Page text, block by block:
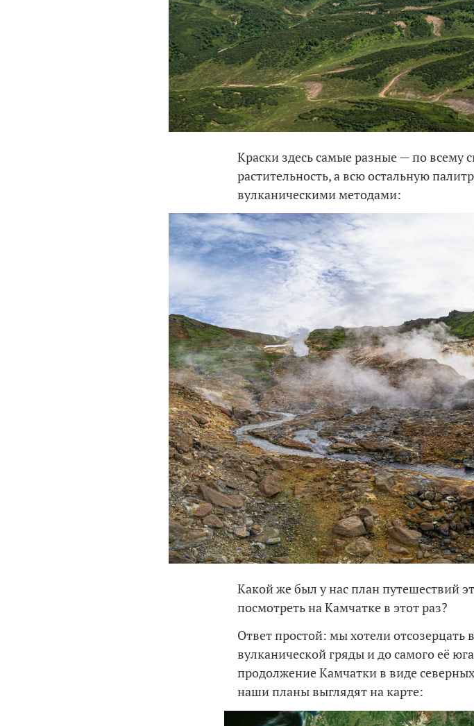
Краски здесь самые разные — по всему
растительность, а всю остальную
вулканическими методами:
Какой же был у нас план путешествий
посмотреть на Камчатке в этот раз?
Ответ простой: мы хотели отсозерцать
вулканической гряды и до самого её
продолжение Камчатки в виде
наши планы выглядят на карте: